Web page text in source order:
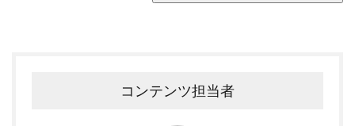
コンテンツ担当者